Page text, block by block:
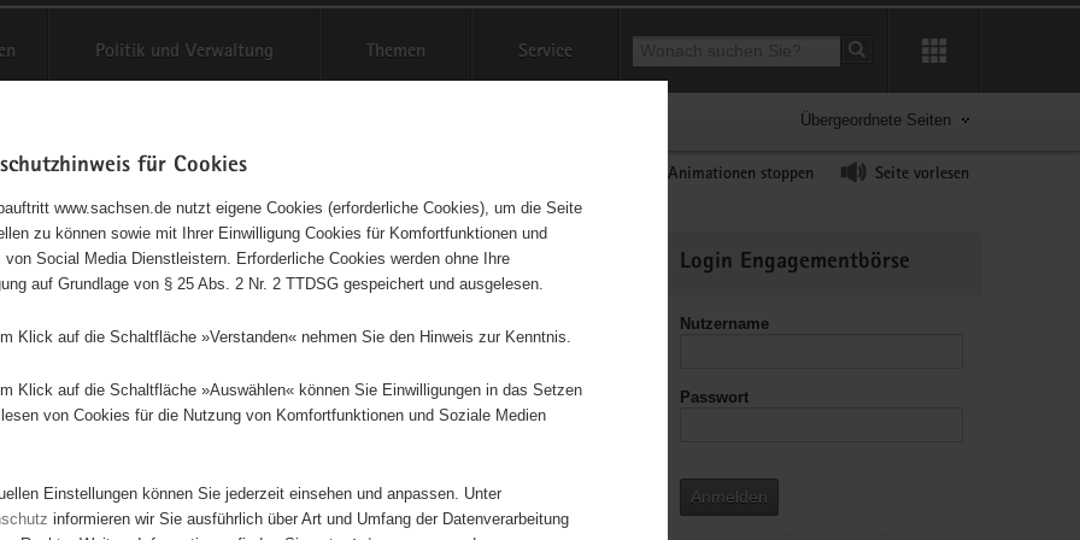
Politik und Verwaltung Themen Service Suchbegriff
Suche starten
Übergeordnete Seiten
Animationen stoppen Seite vorlesen
auf Karte anzeigen
Initiativen Projekte Nach Alphabet Nach Postleitzahl
100 Suchergebnisse
Informationen
Login Engagementbörse
Nutzername
Passwort
Anmelden
für Cookies
www.sachsen.de nutzt eigene Cookies (erforderliche Cookies), um die Seite
zu können sowie mit Ihrer Einwilligung Cookies für Komfortfunktionen und
von Social Media Dienstleistern. Erforderliche Cookies werden ohne Ihre
auf Grundlage von § 25 Abs. 2 Nr. 2 TTDSG gespeichert und ausgelesen.
Klick auf die Schaltfläche »Verstanden« nehmen Sie den Hinweis zur Kenntnis.
Klick auf die Schaltfläche »Auswählen« können Sie Einwilligungen in das Setzen
von Cookies für die Nutzung von Komfortfunktionen und Soziale Medien
Einstellungen können Sie jederzeit einsehen und anpassen. Unter
informieren wir Sie ausführlich über Art und Umfang der Datenverarbeitung